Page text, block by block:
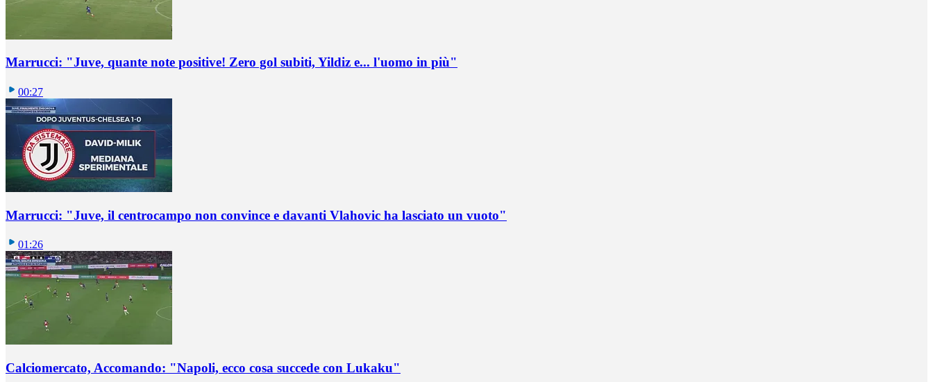
Marrucci: "Juve, quante note positive! Zero gol subiti, Yildiz e... l'uomo in più"
00:27
Marrucci: "Juve, il centrocampo non convince e davanti Vlahovic ha lasciato un vuoto"
01:26
Calciomercato, Accomando: "Napoli, ecco cosa succede con Lukaku"